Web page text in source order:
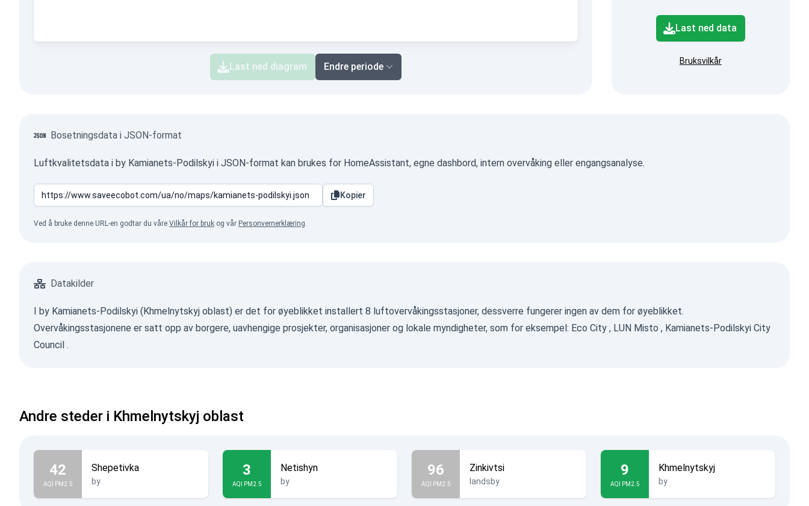
Last ned diagram Endre periode
Last ned data
Bruksvilkår
Bosetningsdata i JSON-format
Luftkvalitetsdata i by Kamianets-Podilskyi i JSON-format kan brukes for HomeAssistant, egne dashbord, intern overvåking eller engangsanalyse.
Kopier
Ved å bruke denne URL-en godtar du våre Vilkår for bruk og vår Personvernerklæring.
Datakilder
I by Kamianets-Podilskyi (Khmelnytskyj oblast) er det for øyeblikket installert 8 luftovervåkingsstasjoner, dessverre fungerer ingen av dem for øyeblikket.
Overvåkingsstasjonene er satt opp av borgere, uavhengige prosjekter, organisasjoner og lokale myndigheter, som for eksempel: Eco City , LUN Misto , Kamianets-Podilskyi City
Council .
Andre steder i Khmelnytskyj oblast
42
AQI PM2.5
Shepetivka
by
3
AQI PM2.5
Netishyn
by
96
AQI PM2.5
Zinkivtsi
landsby
9
AQI PM2.5
Khmelnytskyj
by